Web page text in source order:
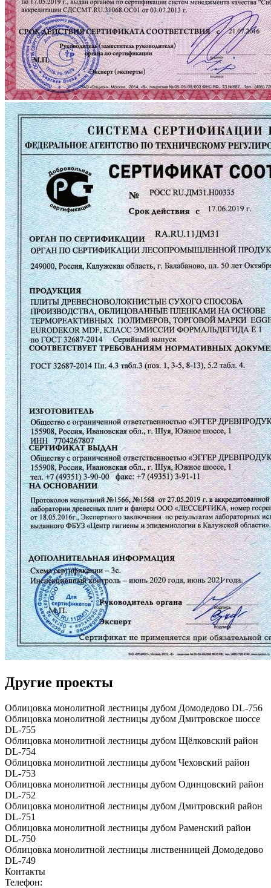
Другие проекты
Облицовка монолитной лестницы дубом Домодедово DL-756
Облицовка монолитной лестницы дубом Дмитровское шоссе
DL-755
Облицовка монолитной лестницы дубом Щёлковский район
DL-754
Облицовка монолитной лестницы дубом Чеховский район
DL-753
Облицовка монолитной лестницы дубом Одинцовский район
DL-752
Облицовка монолитной лестницы дубом Дмитровский район
DL-751
Облицовка монолитной лестницы дубом Раменский район
DL-750
Облицовка монолитной лестницы лиственницей Домодедово
DL-749
Контакты
Телефон: